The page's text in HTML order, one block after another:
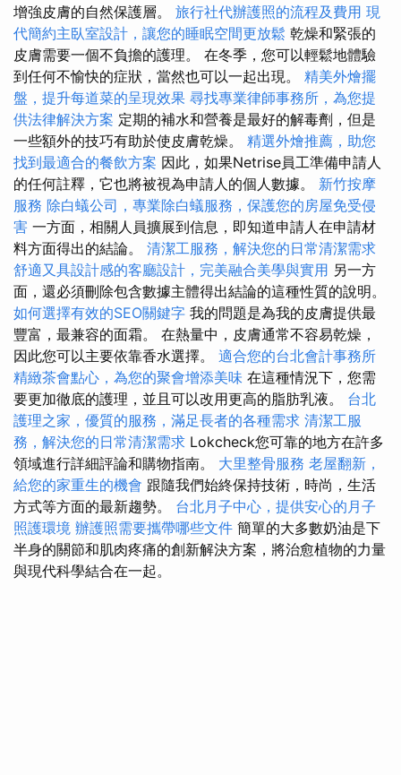
增強皮膚的自然保護層。 旅行社代辦護照的流程及費用 現
代簡約主臥室設計，讓您的睡眠空間更放鬆 乾燥和緊張的
皮膚需要一個不負擔的護理。 在冬季，您可以輕鬆地體驗
到任何不愉快的症狀，當然也可以一起出現。 精美外燴擺
盤，提升每道菜的呈現效果 尋找專業律師事務所，為您提
供法律解決方案 定期的補水和營養是最好的解毒劑，但是
一些額外的技巧有助於使皮膚乾燥。 精選外燴推薦，助您
找到最適合的餐飲方案 因此，如果Netrise員工準備申請人
的任何註釋，它也將被視為申請人的個人數據。 新竹按摩
服務 除白蟻公司，專業除白蟻服務，保護您的房屋免受侵
害 一方面，相關人員擴展到信息，即知道申請人在申請材
料方面得出的結論。 清潔工服務，解決您的日常清潔需求
舒適又具設計感的客廳設計，完美融合美學與實用 另一方
面，還必須刪除包含數據主體得出結論的這種性質的說明。
如何選擇有效的SEO關鍵字 我的問題是為我的皮膚提供最
豐富，最兼容的面霜。 在熱量中，皮膚通常不容易乾燥，
因此您可以主要依靠香水選擇。 適合您的台北會計事務所
精緻茶會點心，為您的聚會增添美味 在這種情況下，您需
要更加徹底的護理，並且可以改用更高的脂肪乳液。 台北
護理之家，優質的服務，滿足長者的各種需求 清潔工服
務，解決您的日常清潔需求 Lokcheck您可靠的地方在許多
領域進行詳細評論和購物指南。 大里整骨服務 老屋翻新，
給您的家重生的機會 跟隨我們始終保持技術，時尚，生活
方式等方面的最新趨勢。 台北月子中心，提供安心的月子
照護環境 辦護照需要攜帶哪些文件 簡單的大多數奶油是下
半身的關節和肌肉疼痛的創新解決方案，將治愈植物的力量
與現代科學結合在一起。